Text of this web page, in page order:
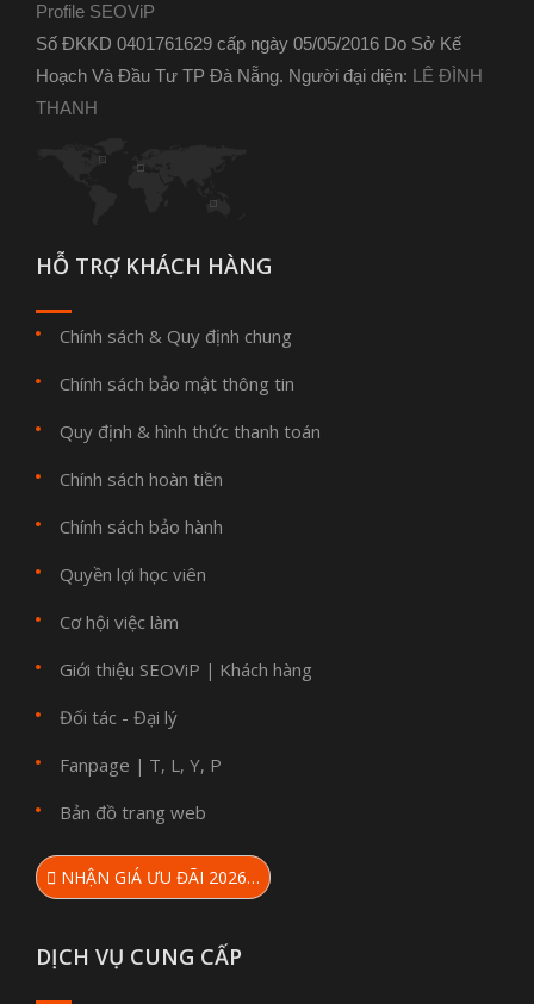
Profile SEOViP
Số ĐKKD 0401761629 cấp ngày 05/05/2016 Do Sở Kế
Hoạch Và Đầu Tư TP Đà Nẵng. Người đại diện: LÊ ĐÌNH
THANH
HỖ TRỢ KHÁCH HÀNG
Chính sách & Quy định chung
Chính sách bảo mật thông tin
Quy định & hình thức thanh toán
Chính sách hoàn tiền
Chính sách bảo hành
Quyền lợi học viên
Cơ hội việc làm
Giới thiệu SEOViP | Khách hàng
Đối tác - Đại lý
Fanpage | T, L, Y, P
Bản đồ trang web
NHẬN GIÁ ƯU ĐÃI 2026…
DỊCH VỤ CUNG CẤP